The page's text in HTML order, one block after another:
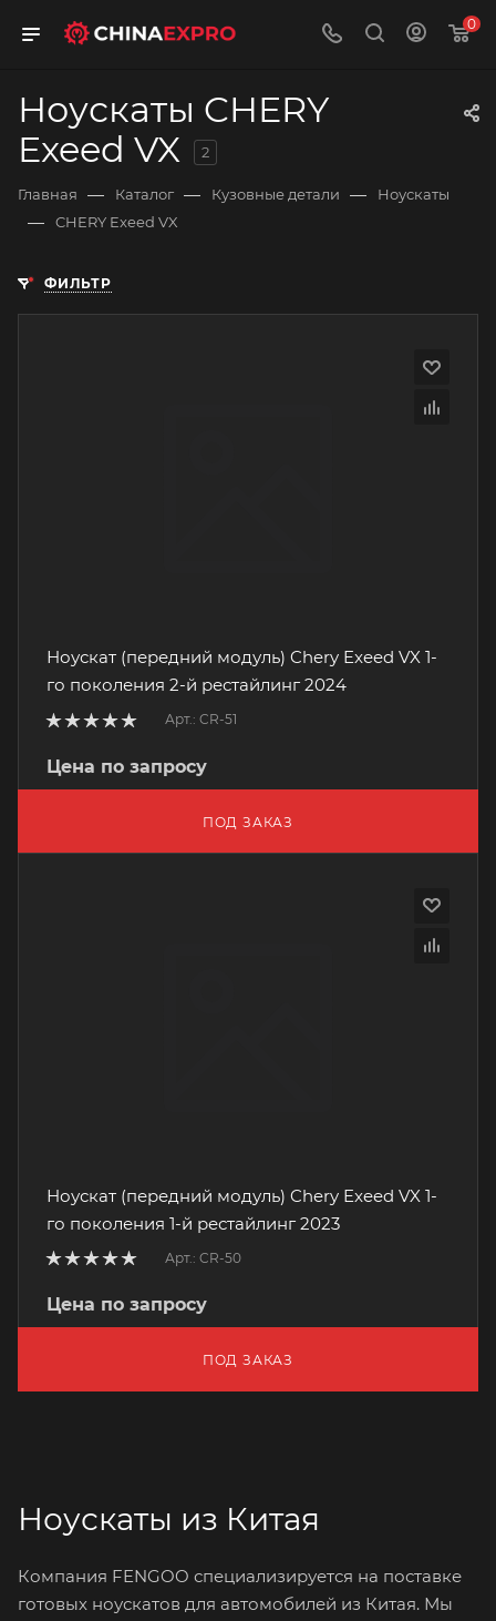
0
Ноускаты CHERY
Exeed VX
2
Главная — Каталог — Кузовные детали — Ноускаты
— CHERY Exeed VX
ФИЛЬТР
Ноускат (передний модуль) Chery Exeed VX 1-
го поколения 2-й рестайлинг 2024
Арт.: CR-51
Цена по запросу
ПОД ЗАКАЗ
Ноускат (передний модуль) Chery Exeed VX 1-
го поколения 1-й рестайлинг 2023
Арт.: CR-50
Цена по запросу
ПОД ЗАКАЗ
Ноускаты из Китая
Компания FENGOO специализируется на поставке
готовых ноускатов для автомобилей из Китая. Мы